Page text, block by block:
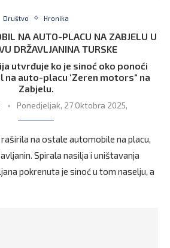
Društvo Hronika
NA AUTO-PLACU NA ZABJELU U
DRŽAVLJANINA TURSKE
utvrđuje ko je sinoć oko ponoći
auto-placu ‘Zeren motors“ na
Zabjelu.
Ponedjeljak, 27 Oktobra 2025,
na ostale automobile na placu,
Spirala nasilja i uništavanja
pokrenuta je sinoć u tom naselju, a